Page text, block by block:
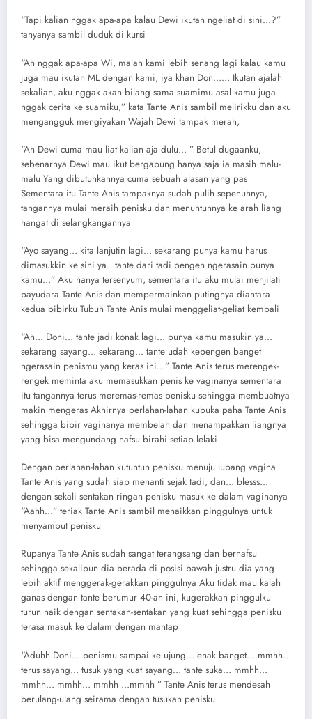
“Tapi kalian nggak apa-apa kalau Dewi ikutan ngeliat di sini…?”
tanyanya sambil duduk di kursi
“Ah nggak apa-apa Wi, malah kami lebih senang lagi kalau kamu
juga mau ikutan ML dengan kami, iya khan Don…… Ikutan ajalah
sekalian, aku nggak akan bilang sama suamimu asal kamu juga
nggak cerita ke suamiku,” kata Tante Anis sambil melirikku dan aku
mengangguk mengiyakan Wajah Dewi tampak merah,
“Ah Dewi cuma mau liat kalian aja dulu… ” Betul dugaanku,
sebenarnya Dewi mau ikut bergabung hanya saja ia masih malu-
malu Yang dibutuhkannya cuma sebuah alasan yang pas
Sementara itu Tante Anis tampaknya sudah pulih sepenuhnya,
tangannya mulai meraih penisku dan menuntunnya ke arah liang
hangat di selangkangannya
“Ayo sayang… kita lanjutin lagi… sekarang punya kamu harus
dimasukkin ke sini ya…tante dari tadi pengen ngerasain punya
kamu…” Aku hanya tersenyum, sementara itu aku mulai menjilati
payudara Tante Anis dan mempermainkan putingnya diantara
kedua bibirku Tubuh Tante Anis mulai menggeliat-geliat kembali
“Ah… Doni… tante jadi konak lagi… punya kamu masukin ya…
sekarang sayang… sekarang… tante udah kepengen banget
ngerasain penismu yang keras ini…” Tante Anis terus merengek-
rengek meminta aku memasukkan penis ke vaginanya sementara
itu tangannya terus meremas-remas penisku sehingga membuatnya
makin mengeras Akhirnya perlahan-lahan kubuka paha Tante Anis
sehingga bibir vaginanya membelah dan menampakkan liangnya
yang bisa mengundang nafsu birahi setiap lelaki
Dengan perlahan-lahan kutuntun penisku menuju lubang vagina
Tante Anis yang sudah siap menanti sejak tadi, dan… blesss…
dengan sekali sentakan ringan penisku masuk ke dalam vaginanya
“Aahh…” teriak Tante Anis sambil menaikkan pinggulnya untuk
menyambut penisku
Rupanya Tante Anis sudah sangat terangsang dan bernafsu
sehingga sekalipun dia berada di posisi bawah justru dia yang
lebih aktif menggerak-gerakkan pinggulnya Aku tidak mau kalah
ganas dengan tante berumur 40-an ini, kugerakkan pinggulku
turun naik dengan sentakan-sentakan yang kuat sehingga penisku
terasa masuk ke dalam dengan mantap
“Aduhh Doni… penismu sampai ke ujung… enak banget… mmhh…
terus sayang… tusuk yang kuat sayang… tante suka… mmhh…
mmhh… mmhh… mmhh …mmhh ” Tante Anis terus mendesah
berulang-ulang seirama dengan tusukan penisku